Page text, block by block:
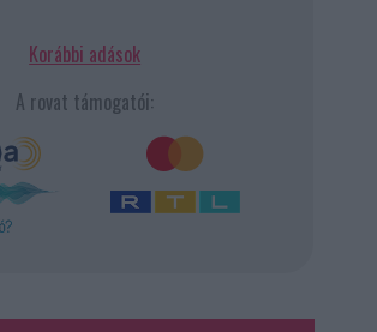
Korábbi adások
A rovat támogatói: